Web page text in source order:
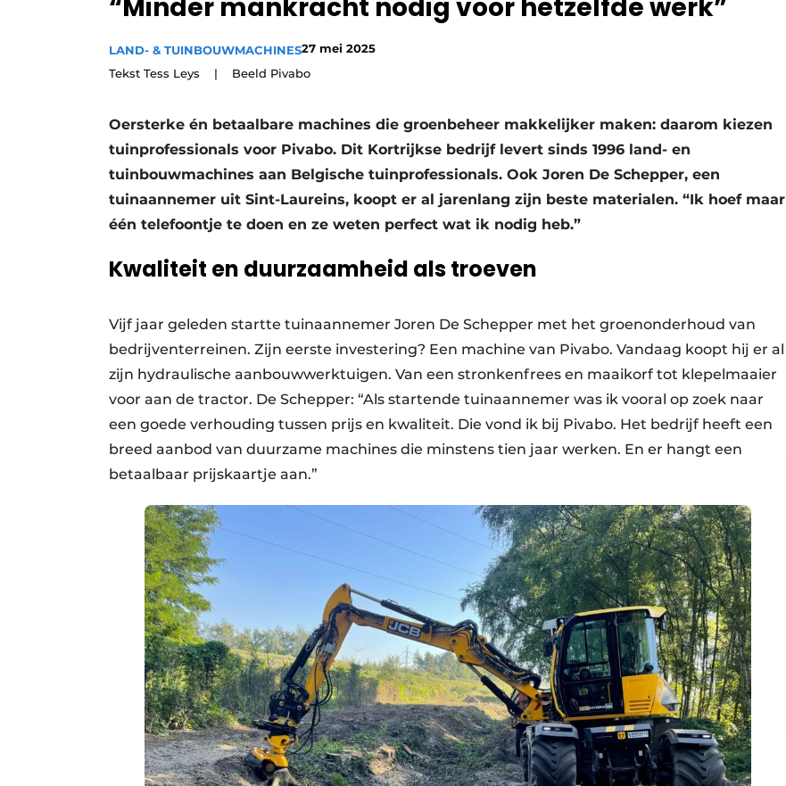
Vacature aanmelden
Video’s
“Minder mankracht nodig voor hetzelfde werk”
LAND- & TUINBOUWMACHINES27 mei 2025
Tekst Tess Leys | Beeld Pivabo
Oersterke én betaalbare machines die groenbeheer makkelijker maken: daarom kiezen
tuinprofessionals voor Pivabo. Dit Kortrijkse bedrijf levert sinds 1996 land- en
tuinbouwmachines aan Belgische tuinprofessionals. Ook Joren De Schepper, een
tuinaannemer uit Sint-Laureins, koopt er al jarenlang zijn beste materialen. “Ik hoef maar
één telefoontje te doen en ze weten perfect wat ik nodig heb.”
Kwaliteit en duurzaamheid als troeven
Vijf jaar geleden startte tuinaannemer Joren De Schepper met het groenonderhoud van
bedrijventerreinen. Zijn eerste investering? Een machine van Pivabo. Vandaag koopt hij er al
zijn hydraulische aanbouwwerktuigen. Van een stronkenfrees en maaikorf tot klepelmaaier
voor aan de tractor. De Schepper: “Als startende tuinaannemer was ik vooral op zoek naar
een goede verhouding tussen prijs en kwaliteit. Die vond ik bij Pivabo. Het bedrijf heeft een
breed aanbod van duurzame machines die minstens tien jaar werken. En er hangt een
betaalbaar prijskaartje aan.”